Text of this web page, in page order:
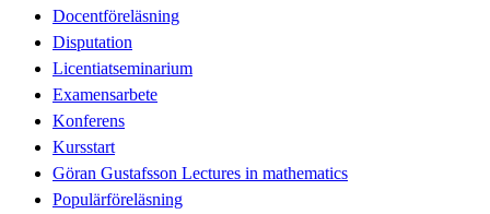
Docentföreläsning
Disputation
Licentiatseminarium
Examensarbete
Konferens
Kursstart
Göran Gustafsson Lectures in mathematics
Populärföreläsning